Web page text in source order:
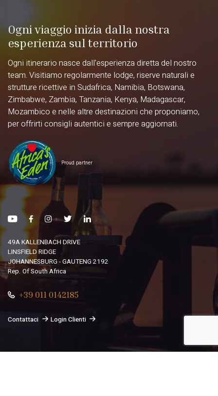
Ogni viaggio inizia dalla nostra
esperienza sul territorio
Ogni itinerario nasce dall'esperienza diretta del nostro
team. Visitiamo regolarmente lodge, riserve naturali e
strutture ricettive in Sudafrica, Namibia, Botswana,
Zimbabwe, Zambia, Tanzania, Kenya, Madagascar,
Mozambico e nelle altre destinazioni che proponiamo,
per offrirti consigli autentici e sempre aggiornati.
Proud partner
49A KALLENBACH DRIVE
LINSFIELD RIDGE
JOHANNESBURG - GAUTENG 2192
Rep. Of South Africa
+39 011 0142185
Contattaci Login Clienti